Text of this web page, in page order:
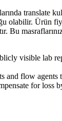
translate
olabilir. Ürün
Bu
visible lab
and flow agents
for loss